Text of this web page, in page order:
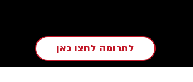
לתרומה לחצו כאן